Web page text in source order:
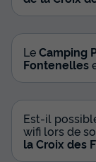
LeCamping
Fontenelles
Est-il
wifi lors de
la Croix des